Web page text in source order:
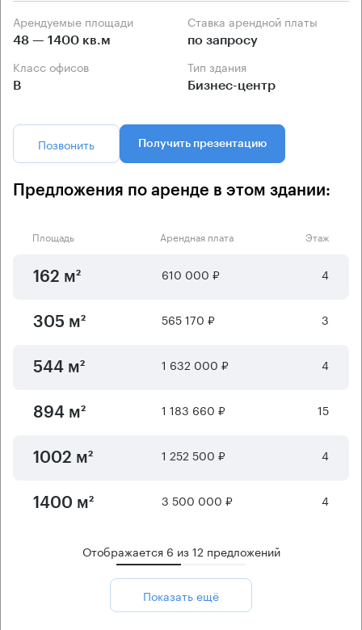
Арендуемые площади
48 — 1400 кв.м
Ставка арендной платы
по запросу
Класс офисов
B
Тип здания
Бизнес-центр
Позвонить Получить презентацию
Предложения по аренде в этом здании:
Площадь Арендная плата Этаж
162 м² 610 000 ₽ 4
305 м² 565 170 ₽ 3
544 м² 1 632 000 ₽ 4
894 м² 1 183 660 ₽ 15
1002 м² 1 252 500 ₽ 4
1400 м² 3 500 000 ₽ 4
Отображается 6 из12 предложений
Показать ещё